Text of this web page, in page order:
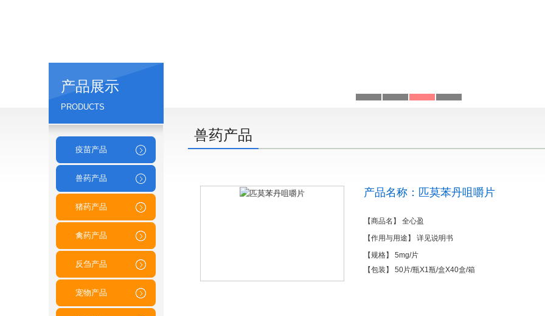
产品展示
PRODUCTS
疫苗产品
兽药产品
猪药产品
禽药产品
反刍产品
宠物产品
兽药产品
产品名称：匹莫苯丹咀嚼片
【商品名】 全心盈
【作用与用途】 详见说明书
【规格】 5mg/片
【包装】 50片/瓶X1瓶/盒X40盒/箱